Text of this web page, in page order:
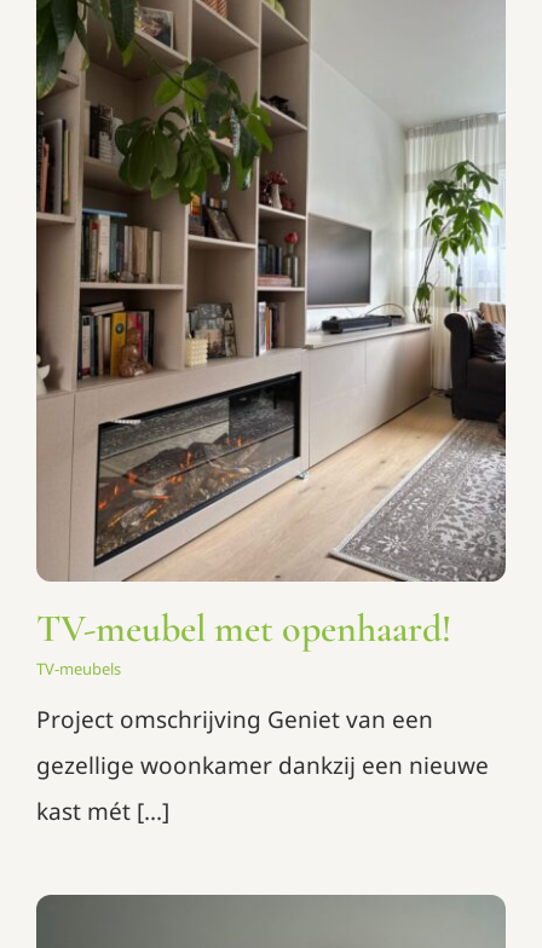
TV-meubel met openhaard!
TV-meubels
TV-meubel met openhaard!
TV-meubels
Project omschrijving Geniet van een
gezellige woonkamer dankzij een nieuwe
kast mét [...]